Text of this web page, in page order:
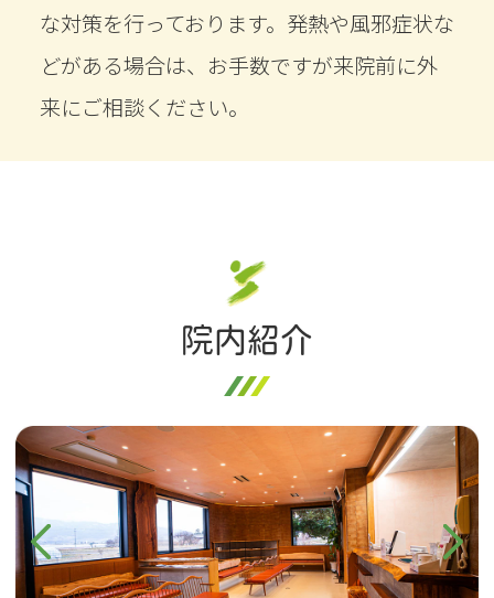
な対策を行っております。発熱や風邪症状な
どがある場合は、お手数ですが来院前に外
来にご相談ください。
院内紹介